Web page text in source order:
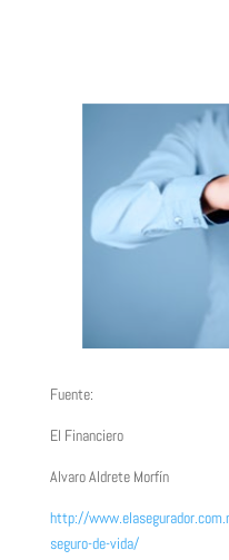
Fuente:
El Financiero
Alvaro Aldrete Morfín
http://
seguro-de-vida/